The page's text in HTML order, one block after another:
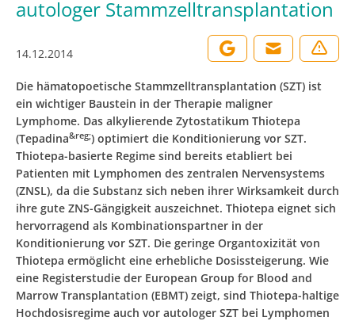
autologer Stammzelltransplantation
14.12.2014
Die hämatopoetische Stammzelltransplantation (SZT) ist
ein wichtiger Baustein in der Therapie maligner
Lymphome. Das alkylierende Zytostatikum Thiotepa
(Tepadina&reg;) optimiert die Konditionierung vor SZT.
Thiotepa-basierte Regime sind bereits etabliert bei
Patienten mit Lymphomen des zentralen Nervensystems
(ZNSL), da die Substanz sich neben ihrer Wirksamkeit durch
ihre gute ZNS-Gängigkeit auszeichnet. Thiotepa eignet sich
hervorragend als Kombinationspartner in der
Konditionierung vor SZT. Die geringe Organtoxizität von
Thiotepa ermöglicht eine erhebliche Dosissteigerung. Wie
eine Registerstudie der European Group for Blood and
Marrow Transplantation (EBMT) zeigt, sind Thiotepa-haltige
Hochdosisregime auch vor autologer SZT bei Lymphomen